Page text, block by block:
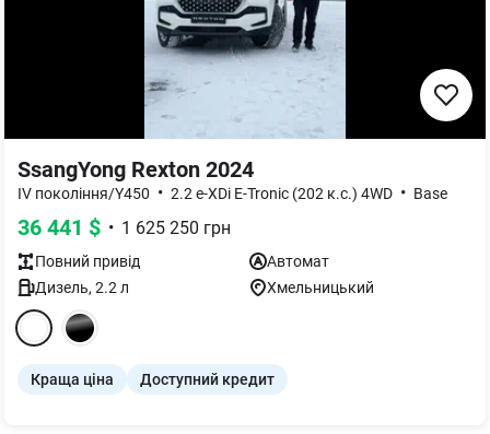
SsangYong Rexton 2024
IV покоління/Y450 • 2.2 e-XDi E-Tronic (202 к.с.) 4WD • Base
36 441 $ • 1 625 250 грн
Повний привід
Автомат
Дизель, 2.2 л Хмельницький
Краща ціна Доступний кредит